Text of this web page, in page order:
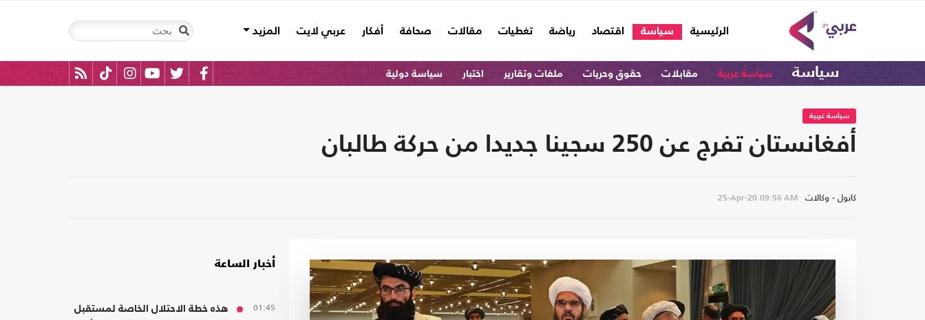
الرئيسية
(current) سياسة اقتصاد رياضة تغطيات مقالات صحافة أفكار عربي لايت المزيد
سياسة سياسة عربية مقابلات حقوق وحريات ملفات وتقارير اختبار سياسة دولية
سياسة عربية
أفغانستان تفرج عن 250 سجينا جديدا من حركة طالبان
كابول - وكالات 25-Apr-20 09:56 AM
أخبار الساعة
01:45
هذه خطة الاحتلال الخاصة لمستقبل